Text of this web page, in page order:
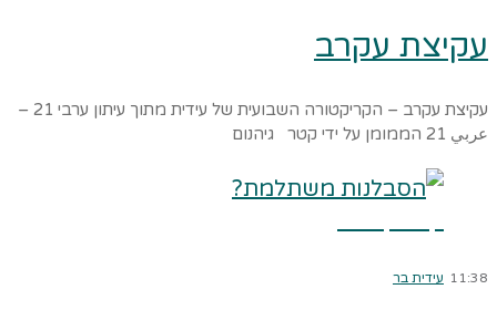
עקיצת עקרב
עקיצת עקרב – הקריקטורה השבועית של עידית מתוך עיתון ערבי 21 –
عربي 21 הממומן על ידי קטר גיהנום
11:38 עידית בר